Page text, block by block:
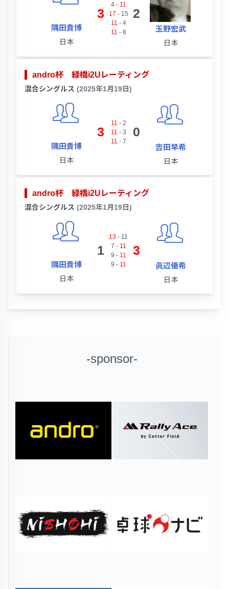
隅田貴博
日本
3
4- 11
17 - 15
11 - 4
11 - 8
2
玉野宏武
日本
andro杯 緑橋i2Uレーティング
混合シングルス (2025年1月19日)
隅田貴博
日本
3
11 - 2
11 - 3
11 - 7
0
吉田早希
日本
andro杯 緑橋i2Uレーティング
混合シングルス (2025年1月19日)
隅田貴博
日本
1
13 - 11
7 - 11
9 - 11
9 - 11
3
眞辺優希
日本
-sponsor-